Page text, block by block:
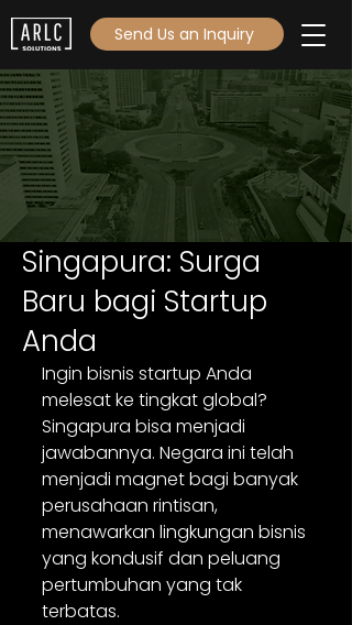
Send Us an Inquiry
Singapura: Surga
Baru bagi Startup
Anda
Ingin bisnis startup Anda
melesat ke tingkat global?
Singapura bisa menjadi
jawabannya. Negara ini telah
menjadi magnet bagi banyak
perusahaan rintisan,
menawarkan lingkungan bisnis
yang kondusif dan peluang
pertumbuhan yang tak
terbatas.